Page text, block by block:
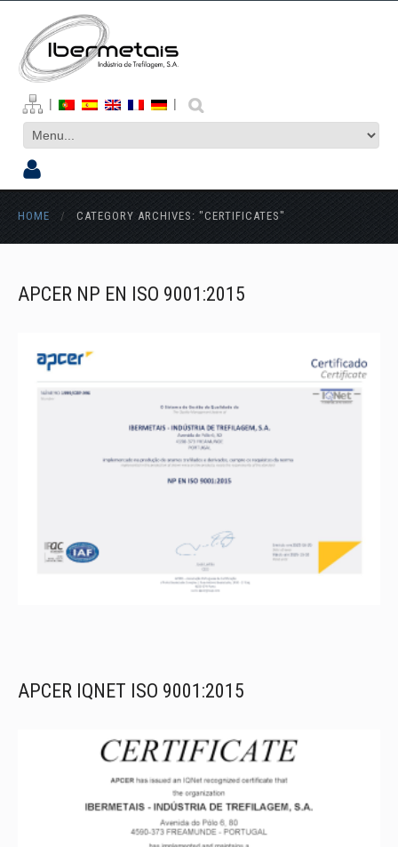
| |
HOME / CATEGORY ARCHIVES: "CERTIFICATES"
APCER NP EN ISO 9001:2015
APCER IQNET ISO 9001:2015